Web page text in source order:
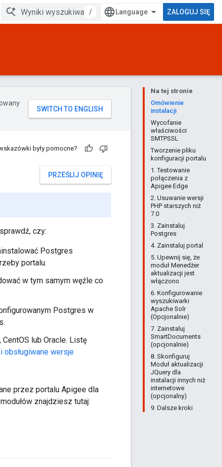
/ ZALOGUJ SIĘ
Na tej stronie
Omówienie
instalacji
Wycofanie
właściwości
SMTPSSL
Tworzenie pliku
konfiguracji portalu
1. Testowanie
połączenia z
Apigee Edge
2. Usuwanie wersji
PHP starszych niż
7.0
3. Zainstaluj
Postgres
4. Zainstaluj portal
5. Upewnij się, że
moduł Menedżer
aktualizacji jest
włączono
6. Konfigurowanie
wyszukiwarki
Apache Solr
(Opcjonalnie)
7. Zainstaluj
SmartDocuments
(opcjonalnie)
8. Skonfiguruj
Moduł aktualizacji
JQuery dla
instalacji innych niż
internetowe
(opcjonalny)
9. Dalsze kroki
były pomocne?
PRZEŚLIJ OPINIĘ
czy:
Postgres
portalu.
w tym samym węźle co
Postgres w
lub Oracle. Listę
obsługiwane wersje
przez portalu Apigee dla
znajdziesz tutaj: